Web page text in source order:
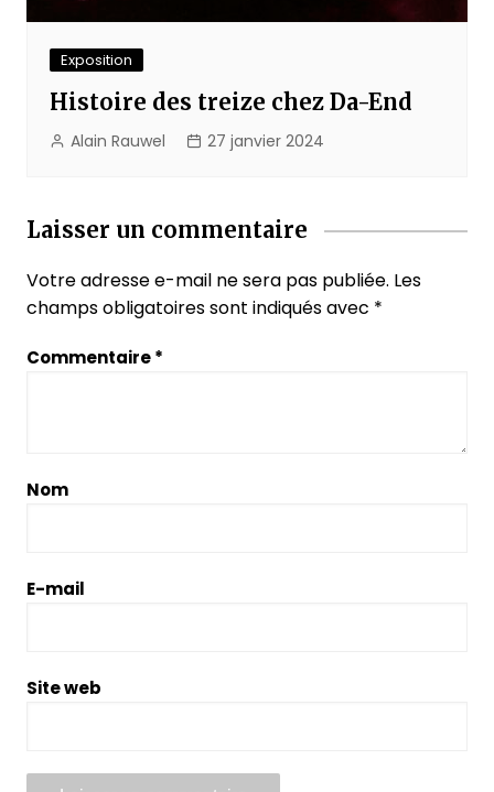
Exposition
Histoire des treize chez Da-End
Alain Rauwel 27 janvier 2024
Laisser un commentaire
Votre adresse e-mail ne sera pas publiée. Les
champs obligatoires sont indiqués avec *
Commentaire*
Nom
E-mail
Site web